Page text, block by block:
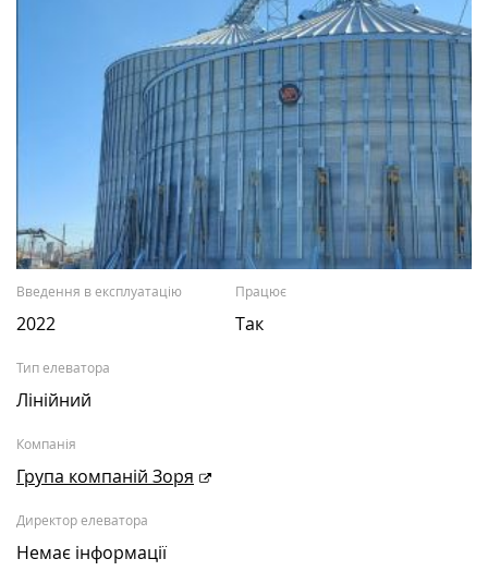
Введення в експлуатацію
2022
Працює
Так
Тип елеватора
Лінійний
Компанія
Група компаній Зоря
Директор елеватора
Немає інформації